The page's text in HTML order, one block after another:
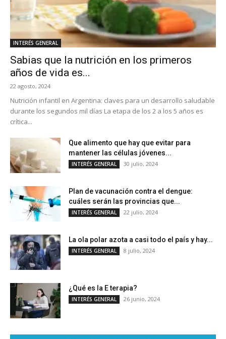
INTERÉS GENERAL
Sabias que la nutrición en los primeros
años de vida es...
22 agosto, 2024
Nutrición infantil en Argentina: claves para un desarrollo saludable
durante los segundos mil días La etapa de los 2 a los 5 años es
crítica...
Que alimento que hay que evitar para
mantener las células jóvenes...
INTERÉS GENERAL 30 julio, 2024
Plan de vacunación contra el dengue:
cuáles serán las provincias que...
INTERÉS GENERAL 22 julio, 2024
La ola polar azota a casi todo el país y hay...
INTERÉS GENERAL 8 julio, 2024
¿Qué es la E terapia?
INTERÉS GENERAL 26 junio, 2024